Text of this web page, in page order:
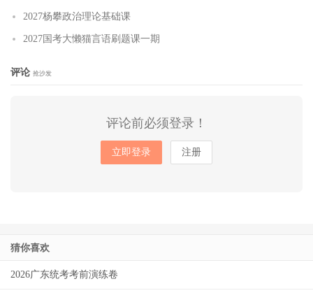
2027杨攀政治理论基础课
2027国考大懒猫言语刷题课一期
评论 抢沙发
评论前必须登录！
立即登录 注册
猜你喜欢
2026广东统考考前演练卷